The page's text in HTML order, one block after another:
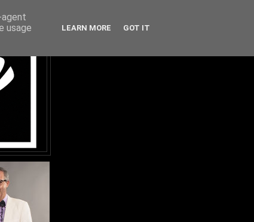
usage
LEARN MORE GOT IT